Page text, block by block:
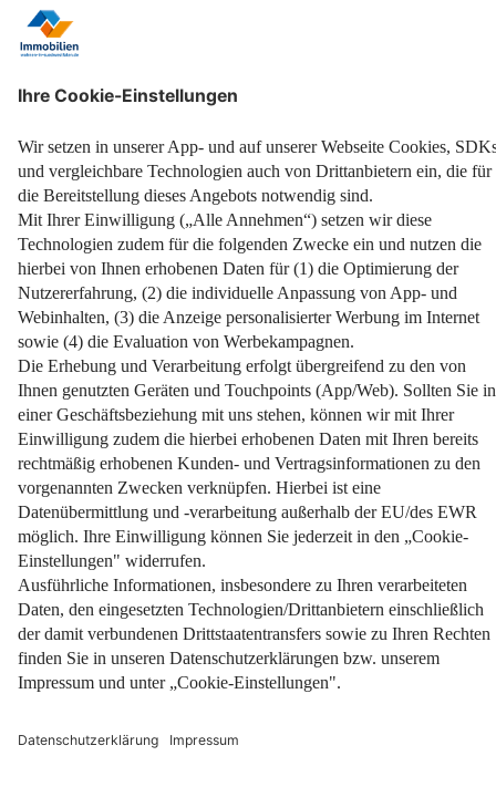
DIY
Ansprechpartner
Schlagwort Dachneigung
Startseite
Dachneigung berechnen
Von Flachdach bis Steildach, wir zeigen wie man’s
berechnet!
Weiterlesen
Impressum
Datenschutz
Barrierefreiheit